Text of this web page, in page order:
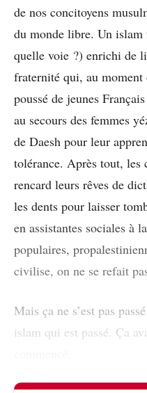
de nos concitoyens
du monde libre. Un islam
quelle voie ?) enrichi de
fraternité qui, au moment
poussé de jeunes
au secours des femmes
de Daesh pour leur
tolérance. Après tout, les
rencard leurs rêves de
les dents pour laisser
en assistantes sociales à
populaires,
civilise, on ne se refait
Mais ça ne s’est pas
islam qui est passé. Ça